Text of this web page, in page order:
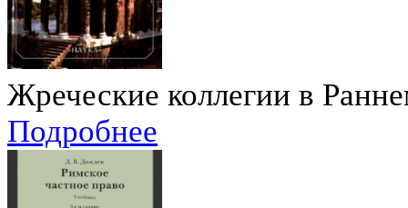
Жреческие коллегии в
Подробнее